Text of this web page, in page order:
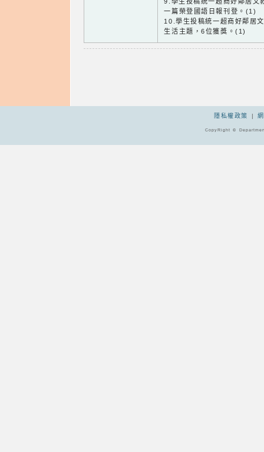
一篇榮登國語日報刊登。(1)
10.學生投稿統一超商好鄰居
生活主題，6位獲獎。(1)
隱私權政策 |
CopyRight ©